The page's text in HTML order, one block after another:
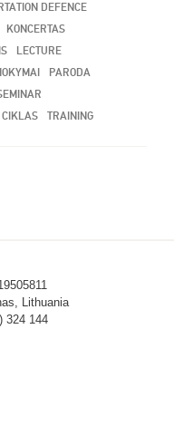
DEFENCE
KONCERTAS
LECTURE
PARODA
TRAINING
Lithuania
324 144